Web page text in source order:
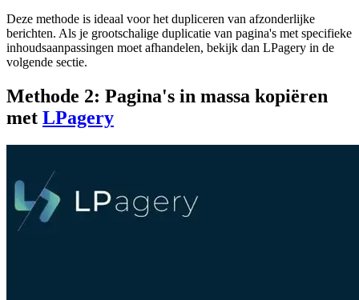
Deze methode is ideaal voor het dupliceren van afzonderlijke
berichten. Als je grootschalige duplicatie van pagina's met specifieke
inhoudsaanpassingen moet afhandelen, bekijk dan LPagery in de
volgende sectie.
Methode 2: Pagina's in massa kopiëren
met LPagery